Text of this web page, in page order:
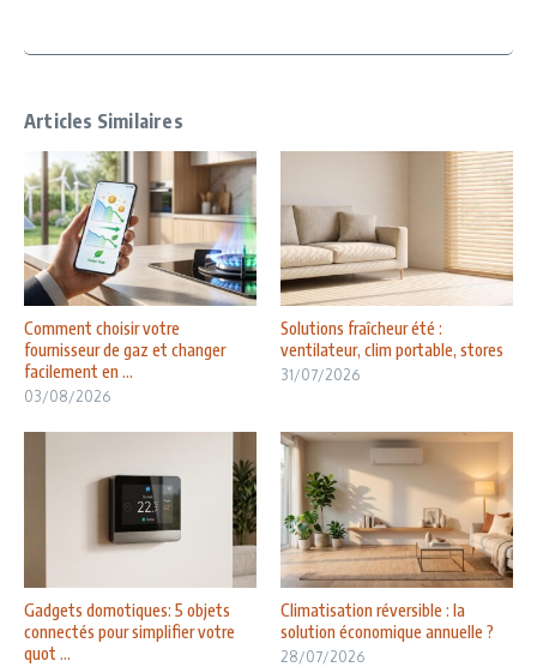
Articles Similaires
Comment choisir votre
fournisseur de gaz et changer
facilement en ...
03/08/2026
Solutions fraîcheur été :
ventilateur, clim portable, stores
31/07/2026
Gadgets domotiques: 5 objets
connectés pour simplifier votre
quot ...
Climatisation réversible : la
solution économique annuelle ?
28/07/2026